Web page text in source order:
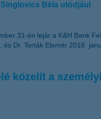
Béla utódjául
31-én lejár a K&H Bank
Dr. Terták Elemér 2018.
közelít a